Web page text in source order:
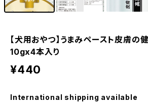
【犬用おやつ】うまみペースト皮膚の
10gx4本入り
¥440
International shipping available